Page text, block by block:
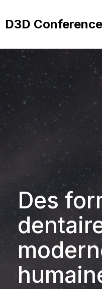
contenu
D3D
Des